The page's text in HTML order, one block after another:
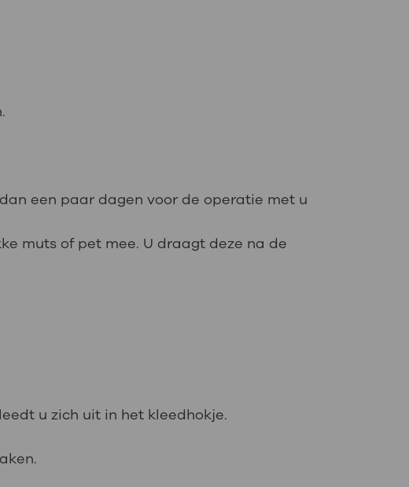
een paar dagen voor de operatie met u
muts of pet mee. U draagt deze na de
u zich uit in het kleedhokje.